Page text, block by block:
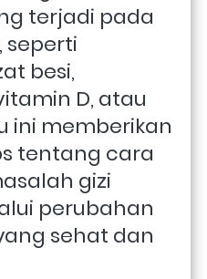
terjadi pada
seperti
besi,
D, atau
ini memberikan
tentang cara
gizi
perubahan
sehat dan